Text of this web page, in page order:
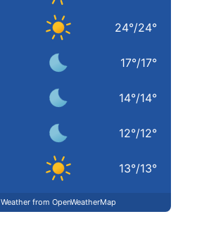
24°/24°
17°/17°
14°/14°
12°/12°
13°/13°
Weather from OpenWeatherMap